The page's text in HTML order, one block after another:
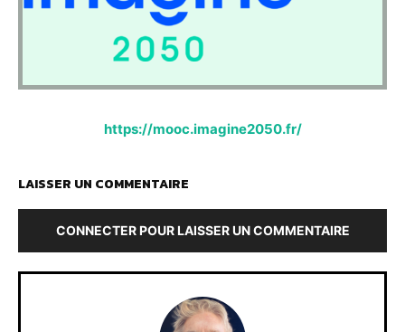
https://mooc.imagine2050.fr/
LAISSER UN COMMENTAIRE
CONNECTER POUR LAISSER UN COMMENTAIRE